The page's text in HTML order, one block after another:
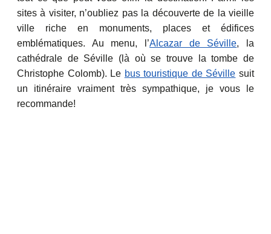
sites à visiter, n’oubliez pas la découverte de la vieille
ville riche en monuments, places et édifices
emblématiques. Au menu, l’Alcazar de Séville, la
cathédrale de Séville (là où se trouve la tombe de
Christophe Colomb). Le bus touristique de Séville suit
un itinéraire vraiment très sympathique, je vous le
recommande!